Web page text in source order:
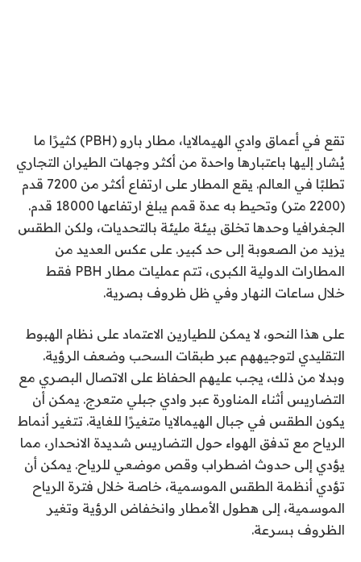
تقع في أعماق وادي الهيمالايا، مطار بارو
(PBH) كثيرًا ما
يُشار إليها باعتبارها واحدة من أكثر وجهات الطيران التجاري
تطلبًا في العالم. يقع المطار على ارتفاع أكثر من 7200 قدم
(2200 متر) وتحيط به عدة قمم يبلغ ارتفاعها 18000 قدم.
الجغرافيا وحدها تخلق بيئة مليئة بالتحديات، ولكن الطقس
يزيد من الصعوبة إلى حد كبير. على عكس العديد من
المطارات الدولية الكبرى، تتم عمليات مطار PBH فقط
خلال ساعات النهار وفي ظل ظروف بصرية.
على هذا النحو، لا يمكن للطيارين الاعتماد على نظام الهبوط
التقليدي لتوجيههم عبر طبقات السحب وضعف الرؤية.
وبدلا من ذلك، يجب عليهم الحفاظ على الاتصال البصري مع
التضاريس أثناء المناورة عبر وادي جبلي متعرج. يمكن أن
يكون الطقس في جبال الهيمالايا متغيرًا للغاية. تتغير أنماط
الرياح مع تدفق الهواء حول التضاريس شديدة الانحدار، مما
يؤدي إلى حدوث اضطراب وقص موضعي للرياح. يمكن أن
تؤدي أنظمة الطقس الموسمية، خاصة خلال فترة الرياح
الموسمية، إلى هطول الأمطار وانخفاض الرؤية وتغير
الظروف بسرعة.